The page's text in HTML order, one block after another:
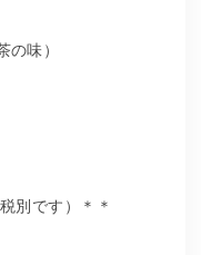
味）
別です）＊＊